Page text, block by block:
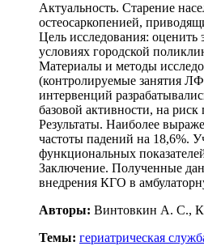
Актуальность. Старение
остеосаркопенией,
Цель исследования:
условиях городской
Материалы и методы
(контролируемые занятия
интервенций
базовой активности, на
Результаты. Наиболее
частоты падений на 18,6%.
функциональных
Заключение. Полученные
внедрения КГО в
Авторы: Винтовкин А. С.,
Темы: гериатрическая